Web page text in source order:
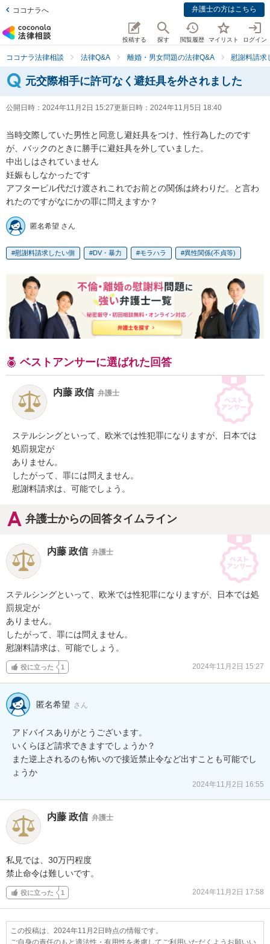
ココナラへ 弁護士の方はこちら
投稿する 探す 閲覧履歴 マイリスト ログイン
ココナラ法律相談 法律Q&A 離婚・男女問題の法律Q&A 慰謝料請求
元交際相手に許可なく避妊具を外されました
公開日時： 2024年11月2日 15:27更新日時： 2024年11月5日 18:40
当時交際していた男性と同意し避妊具をつけ、性行為したのです
が、バックのときに勝手に避妊具を外していました。
中出しはされていません
妊娠もしなかったです
アフターピル代だけ渡されこれでお前との関係は終わりだ。と言わ
れたのですがなにかの罪に問えますか？
匿名希望 さん
慰謝料請求したい側 DV・暴力 モラハラ 異性関係(不貞等)
ベストアンサーに選ばれた回答
内藤 政信 弁護士
ステルシングといって、欧米では性犯罪になりますが、日本では
処罰規定が
ありません。
したがって、罪には問えません。
慰謝料請求は、可能でしょう。
弁護士からの回答タイムライン
内藤 政信 弁護士
ステルシングといって、欧米では性犯罪になりますが、日本では処
罰規定が
ありません。
したがって、罪には問えません。
慰謝料請求は、可能でしょう。
役に立った 1 2024年11月2日 15:27
匿名希望 さん
アドバイスありがとうございます。
いくらほど請求できますでしょうか？
また逆上されるのも怖いので接近禁止令など出すことも可能でし
ょうか
2024年11月2日 16:55
内藤 政信 弁護士
私見では、30万円程度
禁止命令は難しいです。
役に立った 1 2024年11月2日 17:58
この投稿は、2024年11月2日時点の情報です。
ご自身の責任のもと適法性・有用性を考慮してご利用いただくようお願いい